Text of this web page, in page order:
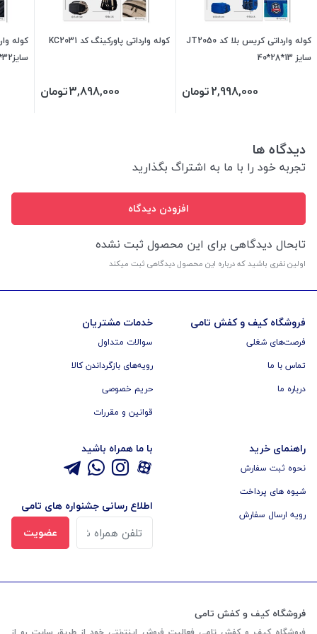
کوله وارداتی کریس بلا کد JT2050
سایز 13*28*40
2,998,000تومان
کوله وارداتی پاورکینگ کد KC2031
3,898,000تومان
سایز32*12*42
دیدگاه ها
تجربه خود را با ما به اشتراگ بگذارید
افزودن دیدگاه
تابحال دیدگاهی برای این محصول ثبت نشده
اولین نفری باشید که درباره این محصول دیدگاهی ثبت میکند
فروشگاه کیف و کفش تامی
فرصت‌های شغلی
تماس با ما
درباره ما
خدمات مشتریان
سوالات متداول
رویه‌های بازگرداندن کالا
حریم خصوصی
قوانین و مقررات
راهنمای خرید
نحوه ثبت سفارش
شیوه های پرداخت
رویه ارسال سفارش
با ما همراه باشید
اطلاع رسانی جشنواره های تامی
عضویت
فروشگاه کیف و کفش تامی